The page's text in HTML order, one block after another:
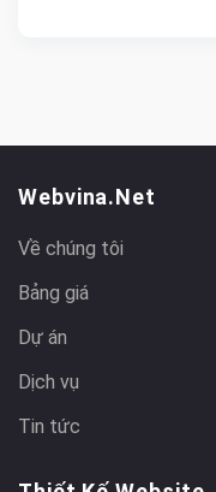
Webvina.net
Về chúng tôi
Bảng giá
Dự án
Dịch vụ
Tin tức